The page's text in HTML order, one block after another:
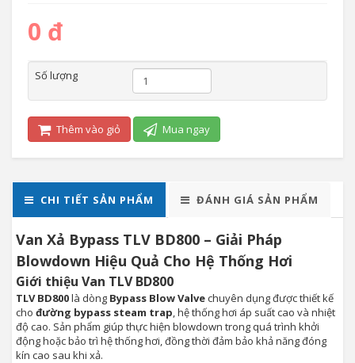
0 đ
Số lượng
Thêm vào giỏ Mua ngay
CHI TIẾT SẢN PHẨM ĐÁNH GIÁ SẢN PHẨM
Van Xả Bypass TLV BD800 – Giải Pháp
Blowdown Hiệu Quả Cho Hệ Thống Hơi
Giới thiệu Van TLV BD800
TLV BD800là dòng Bypass Blow Valvechuyên dụng được thiết kế
cho đường bypass steam trap, hệ thống hơi áp suất cao và nhiệt
độ cao. Sản phẩm giúp thực hiện blowdown trong quá trình khởi
động hoặc bảo trì hệ thống hơi, đồng thời đảm bảo khả năng đóng
kín cao sau khi xả.